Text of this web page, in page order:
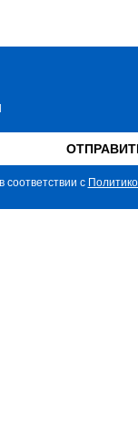
соответствии с